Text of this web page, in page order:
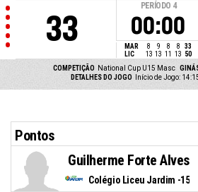
33
PERÍODO 4
00:00
MAR 8 9 8 8
33
LIC
13 13 11 13 50
COMPETIÇÃO National Cup U15 Masc
DETALHES DO JOGO
Início de Jogo:
Pontos
Colégio Liceu Jardim -15
Guilherme Forte Alves